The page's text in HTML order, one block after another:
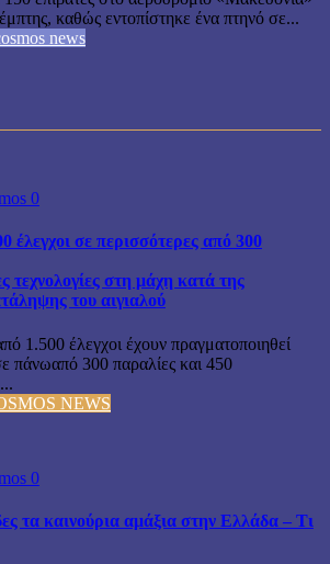
καθώς εντοπίστηκε ένα πτηνό σε...
news
0
έλεγχοι σε περισσότερες από 300
τεχνολογίες στη μάχη κατά της
του αιγιαλού
1.500 έλεγχοι έχουν πραγματοποιηθεί
πάνωαπό 300 παραλίες και 450
NEWS
0
τα καινούρια αμάξια στην Ελλάδα – Τι